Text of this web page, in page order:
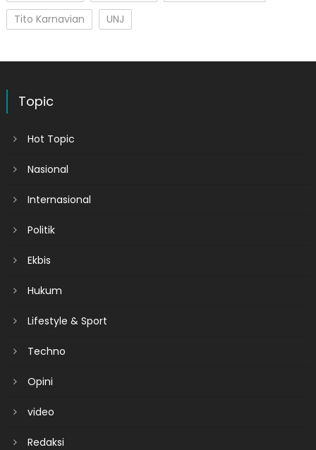
Tito Karnavian
UNJ
Topic
Hot Topic
Nasional
Internasional
Politik
Ekbis
Hukum
Lifestyle & Sport
Techno
Opini
video
Redaksi